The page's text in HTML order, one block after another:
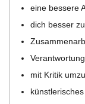
U
L
E
eine bes­sere
dich bes­ser
mit Kri­tik